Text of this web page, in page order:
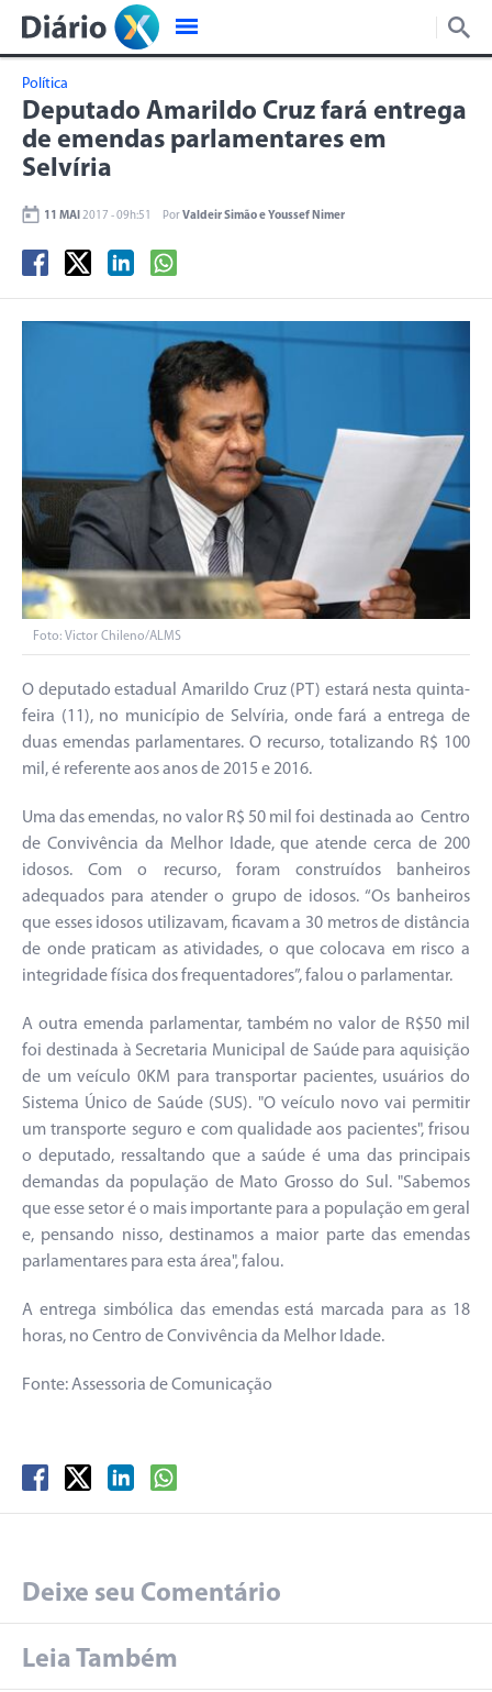
Política
Deputado Amarildo Cruz fará entrega
de emendas parlamentares em
Selvíria
11 MAI 2017 - 09h:51 PorValdeir Simão e Youssef Nimer
Foto: Victor Chileno/ALMS
O deputado estadual Amarildo Cruz (PT) estará nesta quinta-
feira (11), no município de Selvíria, onde fará a entrega de
duas emendas parlamentares. O recurso, totalizando R$ 100
mil, é referente aos anos de 2015 e 2016.
Uma das emendas, no valor R$ 50 mil foi destinada ao Centro
de Convivência da Melhor Idade, que atende cerca de 200
idosos. Com o recurso, foram construídos banheiros
adequados para atender o grupo de idosos. “Os banheiros
que esses idosos utilizavam, ficavam a 30 metros de distância
de onde praticam as atividades, o que colocava em risco a
integridade física dos frequentadores”, falou o parlamentar.
A outra emenda parlamentar, também no valor de R$50 mil
foi destinada à Secretaria Municipal de Saúde para aquisição
de um veículo 0KM para transportar pacientes, usuários do
Sistema Único de Saúde (SUS). "O veículo novo vai permitir
um transporte seguro e com qualidade aos pacientes", frisou
o deputado, ressaltando que a saúde é uma das principais
demandas da população de Mato Grosso do Sul. "Sabemos
que esse setor é o mais importante para a população em geral
e, pensando nisso, destinamos a maior parte das emendas
parlamentares para esta área", falou.
A entrega simbólica das emendas está marcada para as 18
horas, no Centro de Convivência da Melhor Idade.
Fonte: Assessoria de Comunicação
Deixe seu Comentário
Leia Também